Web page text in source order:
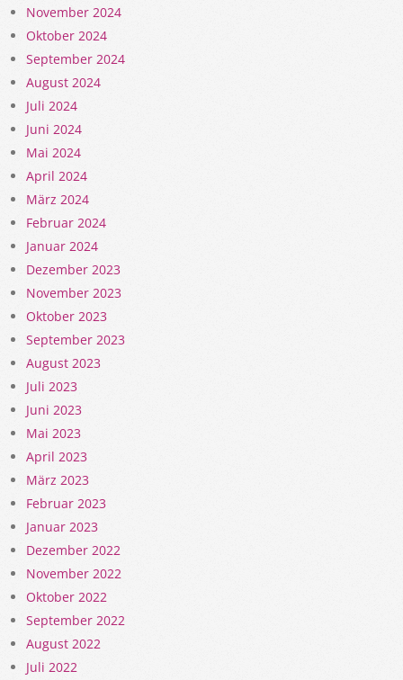
November 2024
Oktober 2024
September 2024
August 2024
Juli 2024
Juni 2024
Mai 2024
April 2024
März 2024
Februar 2024
Januar 2024
Dezember 2023
November 2023
Oktober 2023
September 2023
August 2023
Juli 2023
Juni 2023
Mai 2023
April 2023
März 2023
Februar 2023
Januar 2023
Dezember 2022
November 2022
Oktober 2022
September 2022
August 2022
Juli 2022